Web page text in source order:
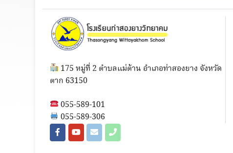
175 หมู่ที่ 2 ตำบลแม่ต้าน อำเภอท่าสองยาง จังหวัด
ตาก 63150
055-589-101
055-589-306